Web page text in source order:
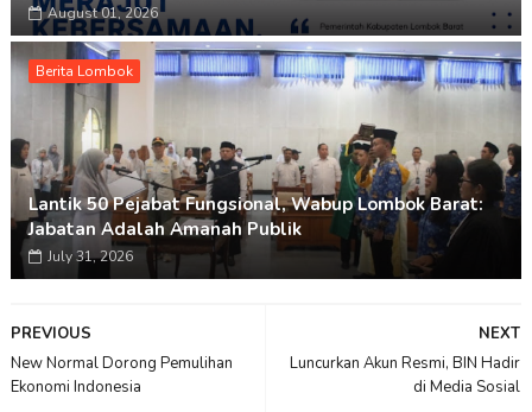
August 01, 2026
Berita Lombok
Lantik 50 Pejabat Fungsional, Wabup Lombok Barat:
Jabatan Adalah Amanah Publik
July 31, 2026
NEXT
Luncurkan Akun Resmi, BIN Hadir
di Media Sosial
PREVIOUS
New Normal Dorong Pemulihan
Ekonomi Indonesia